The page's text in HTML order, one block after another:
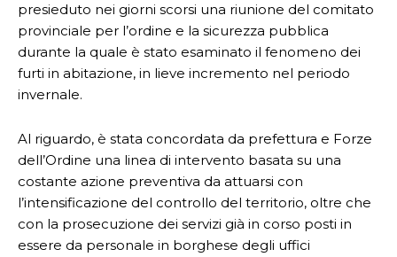
presieduto nei giorni scorsi una riunione del comitato
provinciale per l’ordine e la sicurezza pubblica
durante la quale è stato esaminato il fenomeno dei
furti in abitazione, in lieve incremento nel periodo
invernale.
Al riguardo, è stata concordata da prefettura e Forze
dell’Ordine una linea di intervento basata su una
costante azione preventiva da attuarsi con
l’intensificazione del controllo del territorio, oltre che
con la prosecuzione dei servizi già in corso posti in
essere da personale in borghese degli uffici